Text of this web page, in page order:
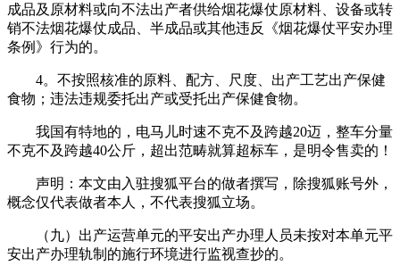
成品及原材料或向不法出产者供给烟花爆仗原材料、设备或转
销不法烟花爆仗成品、半成品或其他违反《烟花爆仗平安办理
条例》行为的。
4。不按照核准的原料、配方、尺度、出产工艺出产保健
食物；违法违规委托出产或受托出产保健食物。
我国有特地的，电马儿时速不克不及跨越20迈，整车分量
不克不及跨越40公斤，超出范畴就算超标车，是明令售卖的！
声明：本文由入驻搜狐平台的做者撰写，除搜狐账号外，
概念仅代表做者本人，不代表搜狐立场。
（九）出产运营单元的平安出产办理人员未按对本单元平
安出产办理轨制的施行环境进行监视查抄的。